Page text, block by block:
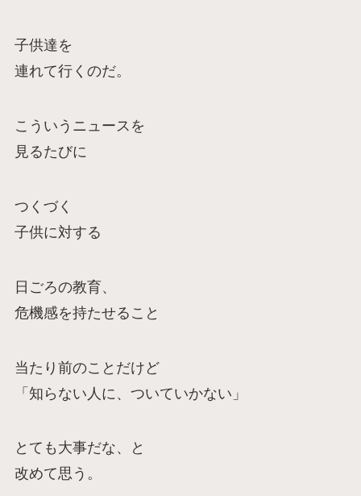
子供達を
連れて行くのだ。
こういうニュースを
見るたびに
つくづく
子供に対する
日ごろの教育、
危機感を持たせること
当たり前のことだけど
「知らない人に、ついていかない」
とても大事だな、と
改めて思う。